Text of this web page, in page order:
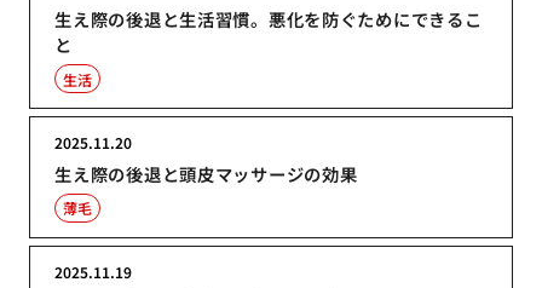
生え際の後退と生活習慣。悪化を防ぐためにできるこ
と
生活
生え際の後退と頭皮マッサージの効果
2025.11.20
薄毛
2025.11.19